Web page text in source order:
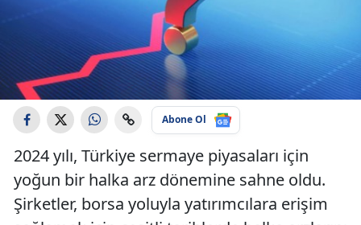
Abone Ol
2024 yılı, Türkiye sermaye piyasaları için
yoğun bir halka arz dönemine sahne oldu.
Şirketler, borsa yoluyla yatırımcılara erişim